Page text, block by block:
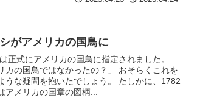
がアメリカの国鳥に
正式にアメリカの国鳥に指定されました。
カの国鳥ではなかったの？」 おそらくこれを
うな疑問を抱いたでしょう。 たしかに、1782
メリカの国章の図柄...